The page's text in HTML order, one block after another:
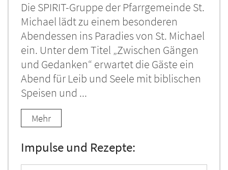
Die SPIRIT-Gruppe der Pfarrgemeinde St.
Michael lädt zu einem besonderen
Abendessen ins Paradies von St. Michael
ein. Unter dem Titel „Zwischen Gängen
und Gedanken“ erwartet die Gäste ein
Abend für Leib und Seele mit biblischen
Speisen und ...
Mehr
Impulse und Rezepte: